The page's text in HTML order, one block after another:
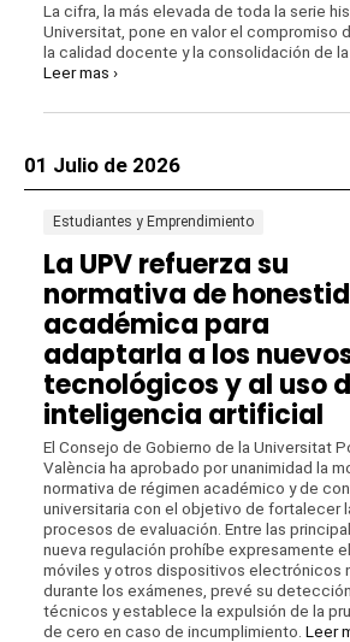
La cifra, la más elevada de toda la serie
Universitat, pone en valor el compromiso
la calidad docente y la consolidación de
Leer mas ›
01 Julio de 2026
Estudiantes y Emprendimiento
La UPV refuerza su
normativa de
académica para
adaptarla a los
tecnológicos y al uso
inteligencia artificial
El Consejo de Gobierno de la Universitat
València ha aprobado por unanimidad la
normativa de régimen académico y de
universitaria con el objetivo de fortalecer
procesos de evaluación. Entre las
nueva regulación prohíbe expresamente
móviles y otros dispositivos electrónicos
durante los exámenes, prevé su
técnicos y establece la expulsión de la
de cero en caso de incumplimiento. Leer